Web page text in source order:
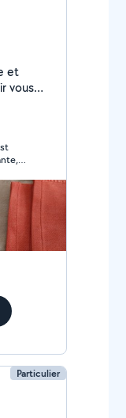
et
vous
Particulier